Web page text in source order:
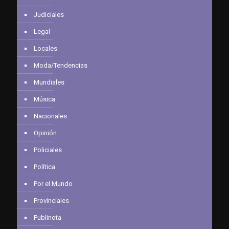
Judiciales
Legal
Locales
Moda/Tendencias
Mundiales
Música
Nacionales
Opinión
Policiales
Política
Por el Mundo
Provinciales
Publinota